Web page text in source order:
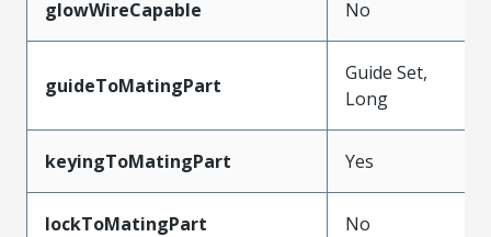
glowWireCapable No
guideToMatingPart
Guide Set,
Long
keyingToMatingPart Yes
lockToMatingPart No